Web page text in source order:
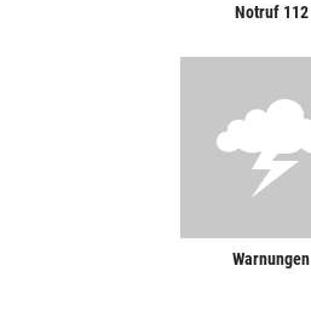
Notruf 112
Warnungen